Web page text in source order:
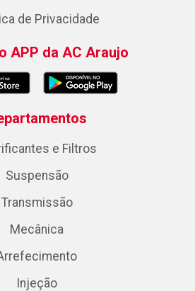
de Privacidade
APP da AC Araujo
e Filtros
Suspensão
Transmissão
Mecânica
Injeção